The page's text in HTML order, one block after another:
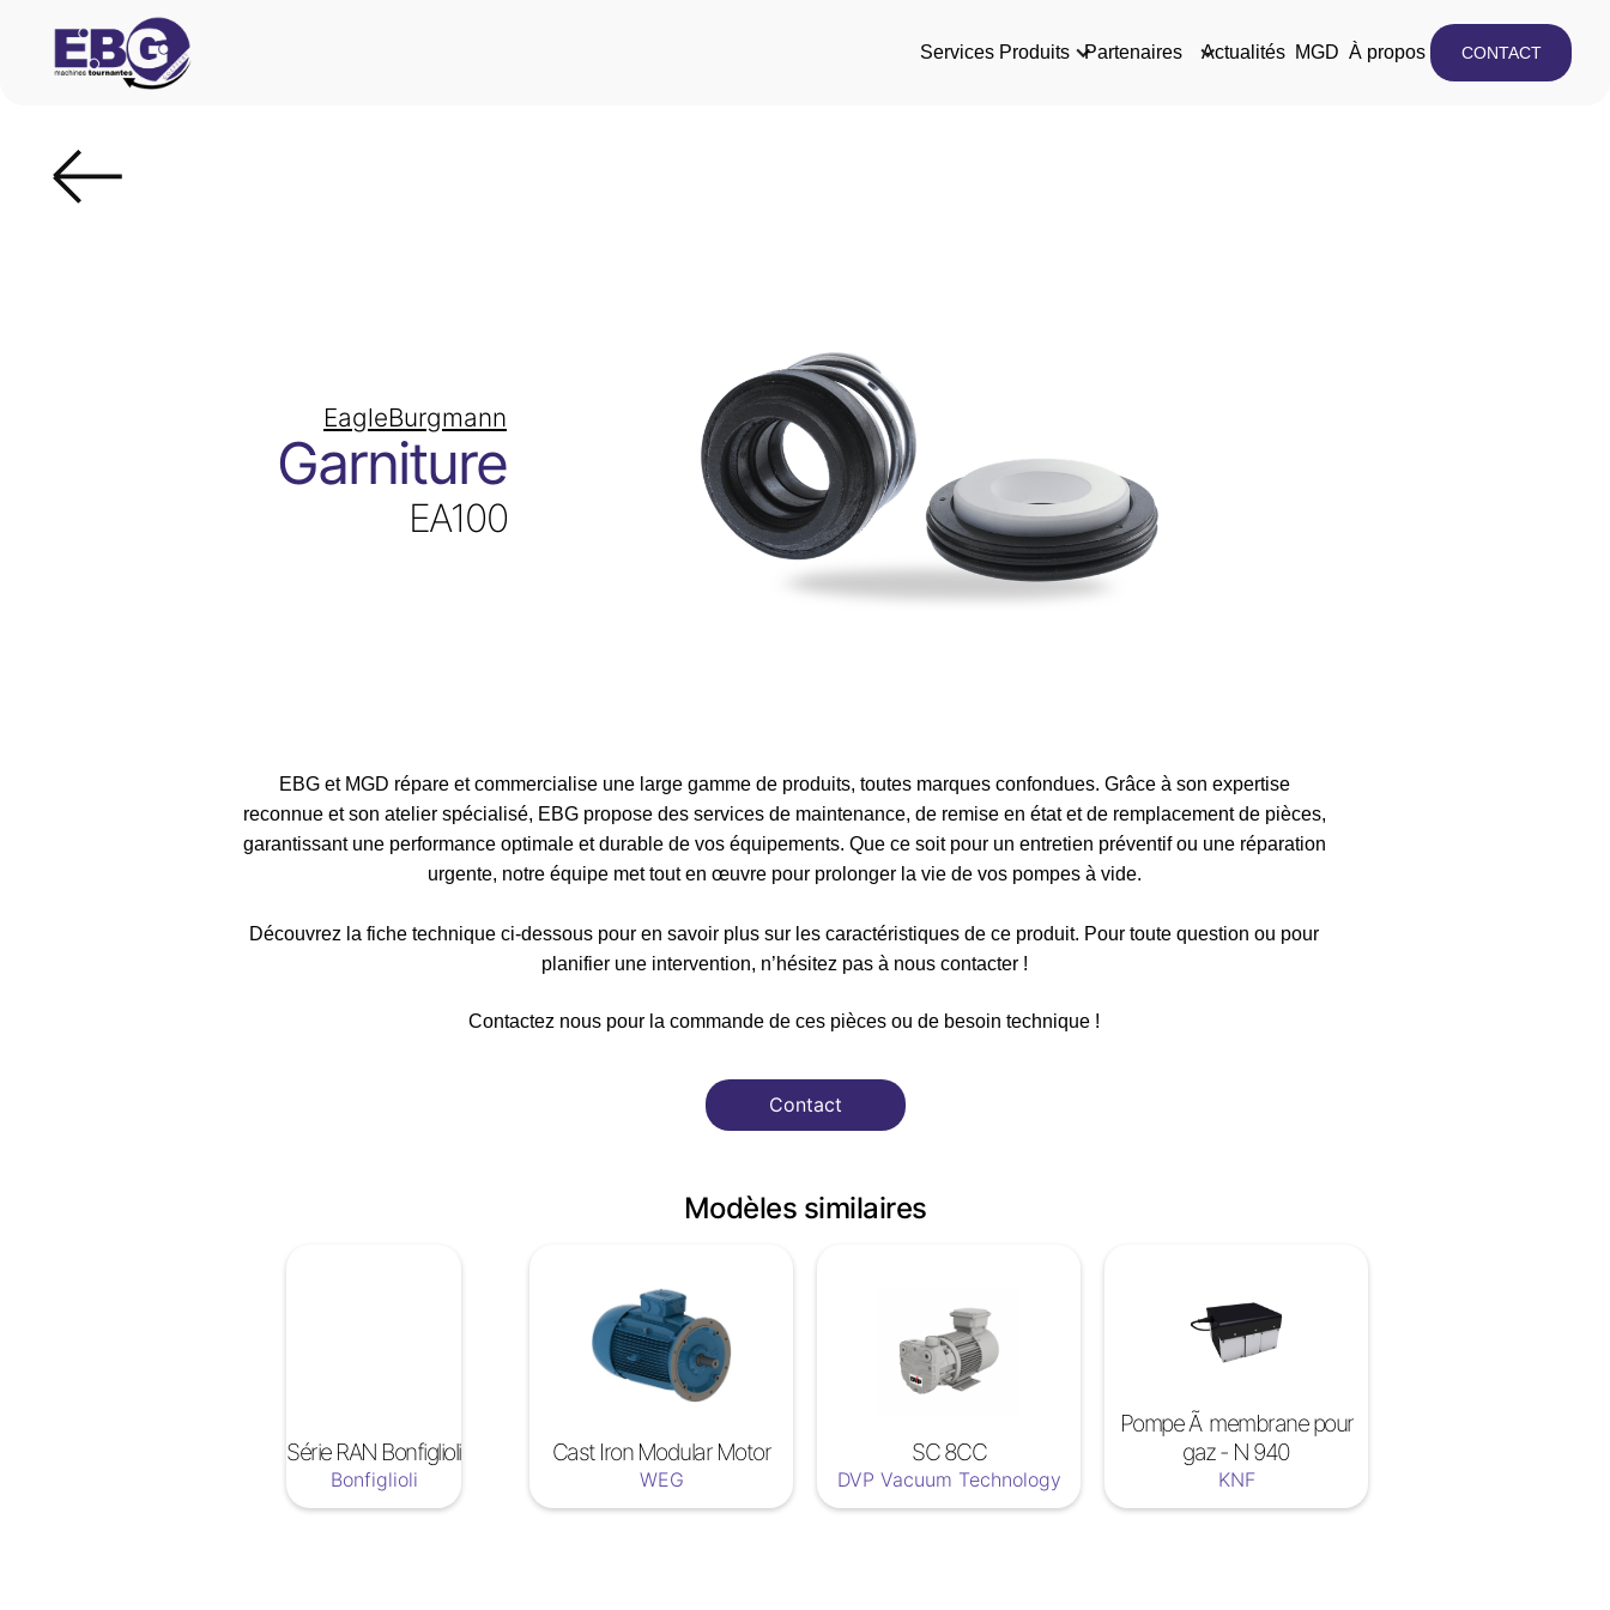
Services Produits Partenaires Actualités MGD À propos CONTACT
EagleBurgmann
Garniture
EA100
EBG et MGD répare et commercialise une large gamme de produits, toutes marques confondues. Grâce à son expertise
reconnue et son atelier spécialisé, EBG propose des services de maintenance, de remise en état et de remplacement de pièces,
garantissant une performance optimale et durable de vos équipements. Que ce soit pour un entretien préventif ou une réparation
urgente, notre équipe met tout en œuvre pour prolonger la vie de vos pompes à vide.
Découvrez la fiche technique ci-dessous pour en savoir plus sur les caractéristiques de ce produit. Pour toute question ou pour
planifier une intervention, n’hésitez pas à nous contacter !
Contactez nous pour la commande de ces pièces ou de besoin technique !
Contact
Modèles similaires
Série RAN Bonfiglioli
Bonfiglioli
Cast Iron Modular Motor
WEG
SC 8CC
DVP Vacuum Technology
Pompe Ã membrane pour
gaz - N 940
KNF